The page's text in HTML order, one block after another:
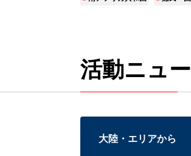
活動ニュ
大陸・エリアから